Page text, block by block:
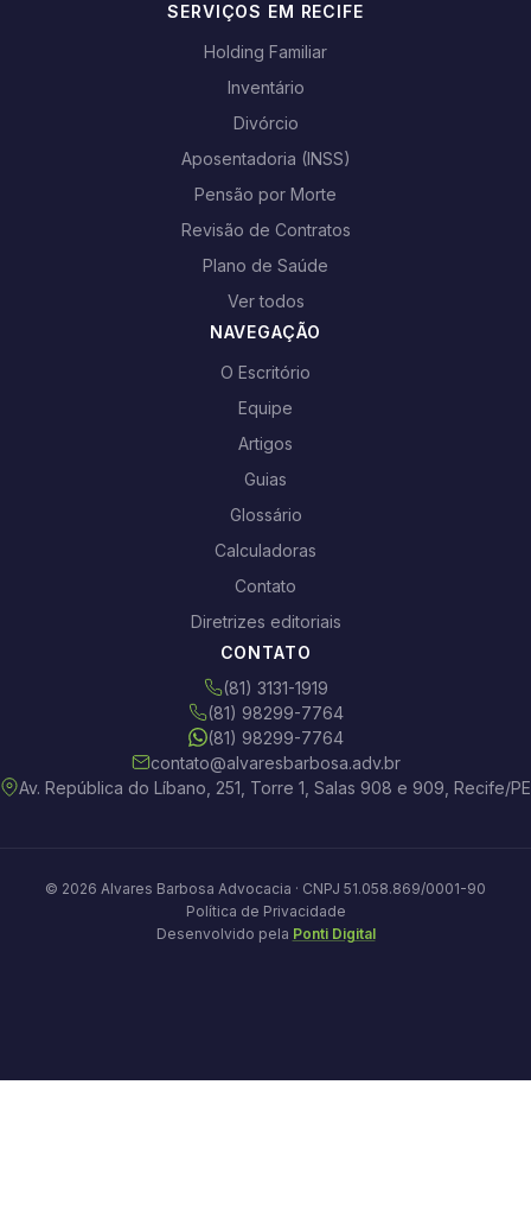
SERVIÇOS EM RECIFE
Holding Familiar
Inventário
Divórcio
Aposentadoria (INSS)
Pensão por Morte
Revisão de Contratos
Plano de Saúde
Ver todos
NAVEGAÇÃO
O Escritório
Equipe
Artigos
Guias
Glossário
Calculadoras
Contato
Diretrizes editoriais
CONTATO
(81) 3131-1919
(81) 98299-7764
(81) 98299-7764
contato@alvaresbarbosa.adv.br
Av. República do Líbano, 251, Torre 1, Salas 908 e 909, Recife/PE
© 2026 Alvares Barbosa Advocacia · CNPJ 51.058.869/0001-90
Política de Privacidade
Desenvolvido pela Ponti Digital